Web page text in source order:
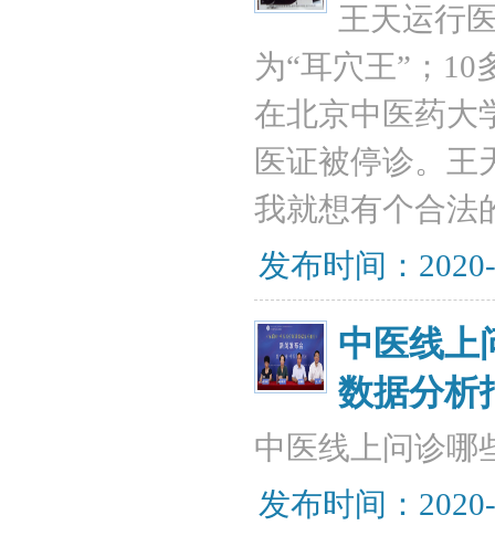
王天运行
为“耳穴王”；10
在北京中医药大
医证被停诊。王
我就想有个合法
发布时间：
中医线上
数据分析
中医线上问诊哪
发布时间：